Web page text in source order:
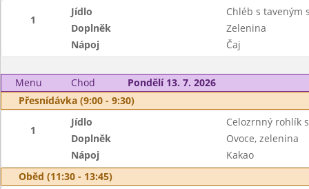
1
Jídlo
Chléb s taveným
Doplněk
Zelenina
Nápoj
Čaj
Menu Chod
Pondělí 13. 7. 2026
Přesnídávka (9:00 - 9:30)
1
Jídlo
Celozrnný rohlík
Doplněk
Ovoce, zelenina
Nápoj
Kakao
Oběd (11:30 - 13:45)